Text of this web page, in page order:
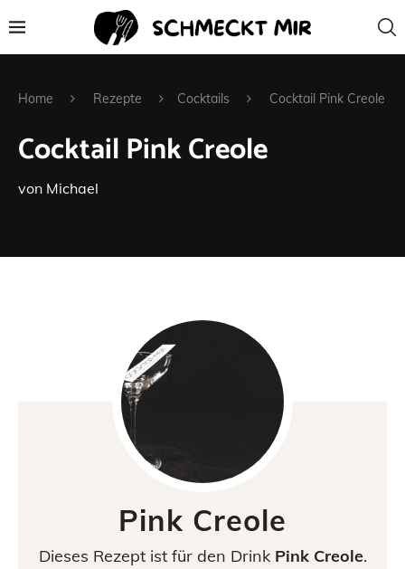
Home Rezepte Cocktails Cocktail Pink Creole
Cocktail Pink Creole
von Michael
Pink Creole
Dieses Rezept ist für den Drink Pink Creole.